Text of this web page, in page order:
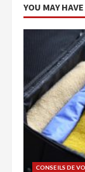
YOU MAY
CONSEILS DE